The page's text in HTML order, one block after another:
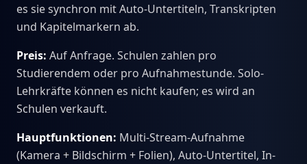
es sie synchron mit Auto-Untertiteln, Transkripten
und Kapitelmarkern ab.
Preis: Auf Anfrage. Schulen zahlen pro
Studierendem oder pro Aufnahmestunde. Solo-
Lehrkräfte können es nicht kaufen; es wird an
Schulen verkauft.
Hauptfunktionen: Multi-Stream-Aufnahme
(Kamera + Bildschirm + Folien), Auto-Untertitel, In-